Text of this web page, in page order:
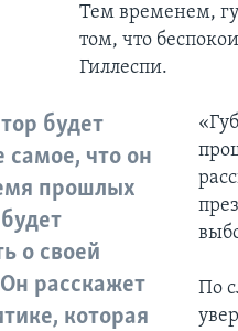
Тем временем,
том, что
Гиллеспи.
будет
самое, что он
прошлых
о своей
расскажет
которая
По